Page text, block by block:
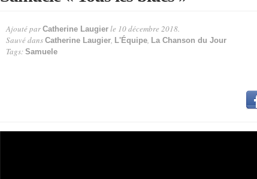
Ajouté par Catherine Laugier le 10 décembre 2018.
Sauvé dans Catherine Laugier, L'Équipe, La Chanson du Jour
Tags: Samuele